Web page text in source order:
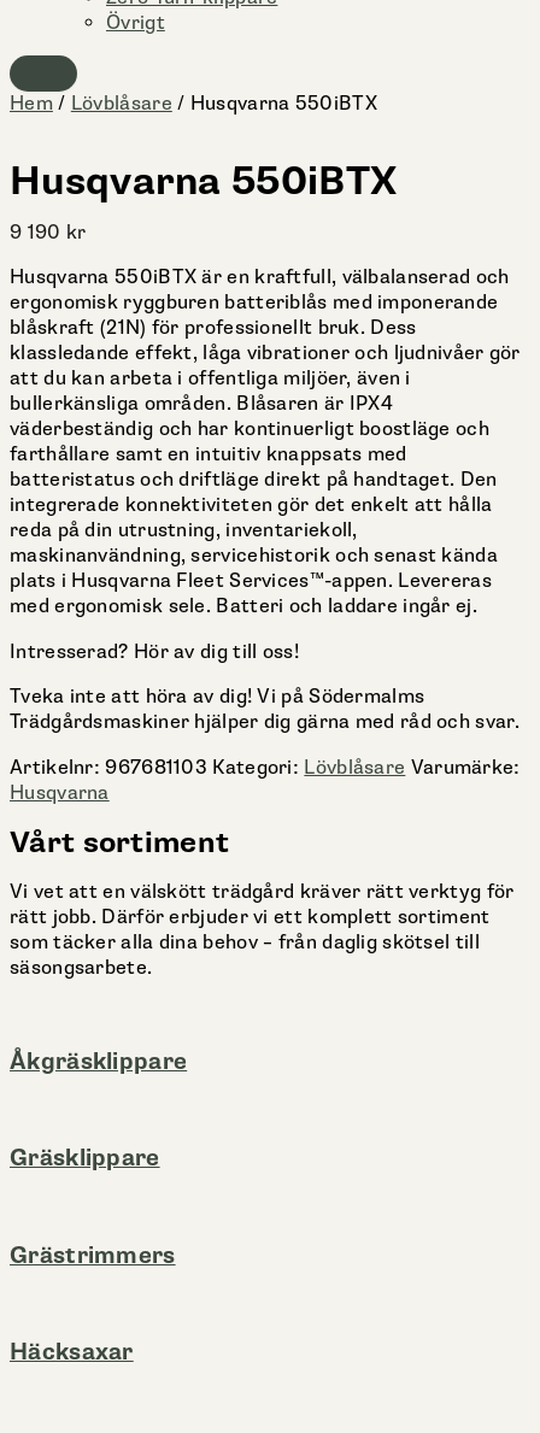
Övrigt
Hem/ Lövblåsare / Husqvarna 550iBTX
Husqvarna 550iBTX
9 190 kr
Husqvarna 550iBTX är en kraftfull, välbalanserad och
ergonomisk ryggburen batteriblås med imponerande
blåskraft (21N) för professionellt bruk. Dess
klassledande effekt, låga vibrationer och ljudnivåer gör
att du kan arbeta i offentliga miljöer, även i
bullerkänsliga områden. Blåsaren är IPX4
väderbeständig och har kontinuerligt boostläge och
farthållare samt en intuitiv knappsats med
batteristatus och driftläge direkt på handtaget. Den
integrerade konnektiviteten gör det enkelt att hålla
reda på din utrustning, inventariekoll,
maskinanvändning, servicehistorik och senast kända
plats i Husqvarna Fleet Services™-appen. Levereras
med ergonomisk sele. Batteri och laddare ingår ej.
Intresserad? Hör av dig till oss!
Tveka inte att höra av dig! Vi på Södermalms
Trädgårdsmaskiner hjälper dig gärna med råd och svar.
Artikelnr:967681103 Kategori: Lövblåsare Varumärke:
Husqvarna
Vårt sortiment
Vi vet att en välskött trädgård kräver rätt verktyg för
rätt jobb. Därför erbjuder vi ett komplett sortiment
som täcker alla dina behov – från daglig skötsel till
säsongsarbete.
Åkgräsklippare
Gräsklippare
Grästrimmers
Häcksaxar